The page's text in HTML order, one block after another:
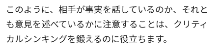
このように、相手が事実を話しているのか、それと
も意見を述べているかに注意することは、クリティ
カルシンキングを鍛えるのに役立ちます。